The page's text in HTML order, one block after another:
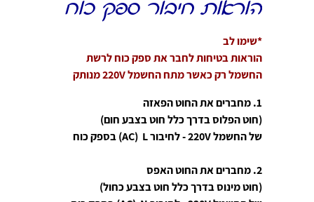
הוראות חיבור ספק כוח
*שימו לב
הוראות בטיחות לחבר את ספק כוח לרשת
החשמל רק כאשר מתח החשמל 220V מנותק
1. מחברים את החוט הפאזה
(חוט הפלוס בדרך כלל חוט בצבע חום)
של החשמל 220V - לחיבור ACׁ) L) בספק כוח
2. מחברים את החוט האפס
(חוט מינוס בדרך כלל חוט בצבע כחול)